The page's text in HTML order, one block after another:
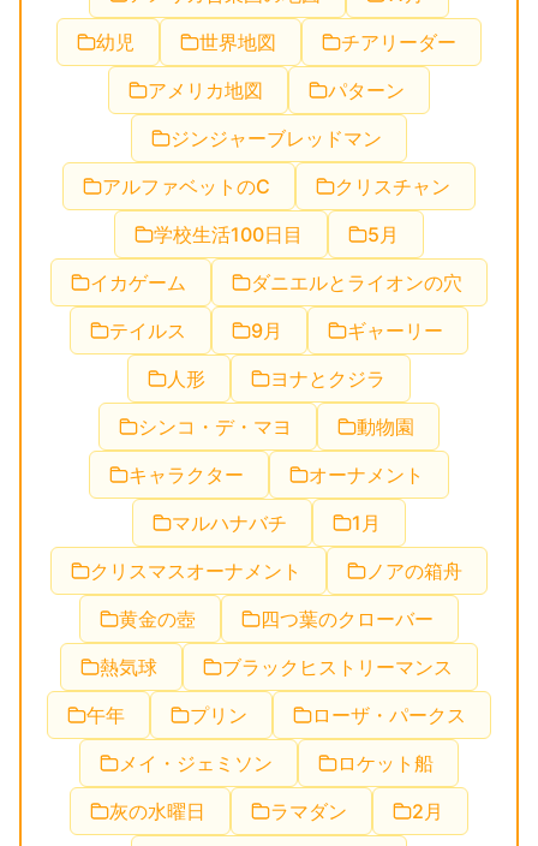
幼児
世界地図
チアリーダー
アメリカ地図
パターン
ジンジャーブレッドマン
アルファベットのC
クリスチャン
学校生活100日目
5月
イカゲーム
ダニエルとライオンの穴
テイルス
9月
ギャーリー
人形
ヨナとクジラ
シンコ・デ・マヨ
動物園
キャラクター
オーナメント
マルハナバチ
1月
クリスマスオーナメント
ノアの箱舟
黄金の壺
四つ葉のクローバー
熱気球
ブラックヒストリーマンス
午年
プリン
ローザ・パークス
メイ・ジェミソン
ロケット船
灰の水曜日
ラマダン
2月